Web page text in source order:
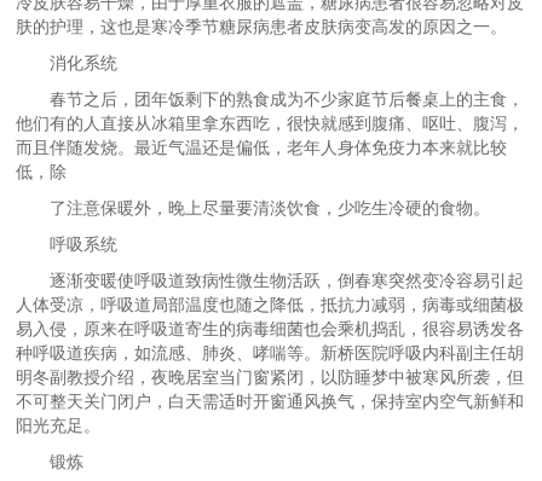
肤的护理，这也是寒冷季节糖尿病患者皮肤病变高发的原因之一。
消化系统
春节之后，团年饭剩下的熟食成为不少家庭节后餐桌上的主食，
他们有的人直接从冰箱里拿东西吃，很快就感到腹痛、呕吐、腹泻，
而且伴随发烧。最近气温还是偏低，老年人身体免疫力本来就比较
低，除
了注意保暖外，晚上尽量要清淡饮食，少吃生冷硬的食物。
呼吸系统
逐渐变暖使呼吸道致病性微生物活跃，倒春寒突然变冷容易引起
人体受凉，呼吸道局部温度也随之降低，抵抗力减弱，病毒或细菌极
易入侵，原来在呼吸道寄生的病毒细菌也会乘机捣乱，很容易诱发各
种呼吸道疾病，如流感、肺炎、哮喘等。新桥医院呼吸内科副主任胡
明冬副教授介绍，夜晚居室当门窗紧闭，以防睡梦中被寒风所袭，但
不可整天关门闭户，白天需适时开窗通风换气，保持室内空气新鲜和
阳光充足。
锻炼